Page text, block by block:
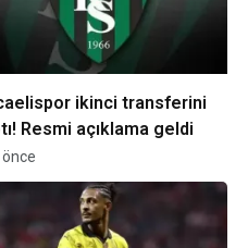
ikinci transferini
Resmi açıklama geldi
önce